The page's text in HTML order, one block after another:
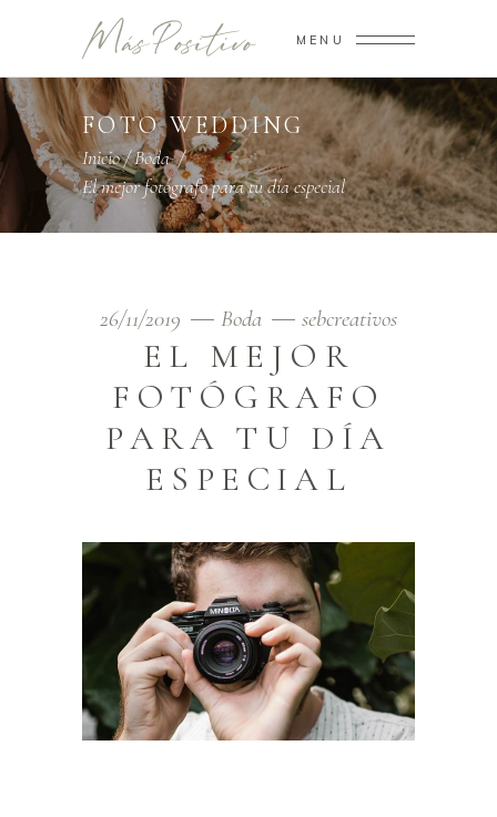
MENU
FOTO WEDDING
Inicio/Boda/
El mejor fotógrafo para tu día especial
26/11/2019 Boda sebcreativos
EL MEJOR
FOTÓGRAFO
PARA TU DÍA
ESPECIAL